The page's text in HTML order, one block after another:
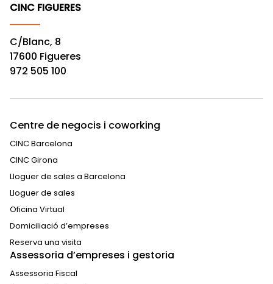
CINC FIGUERES
C/Blanc, 8
17600 Figueres
972 505 100
Centre de negocis i coworking
CINC Barcelona
CINC Girona
Lloguer de sales a Barcelona
Lloguer de sales
Oficina Virtual
Domiciliació d’empreses
Reserva una visita
Assessoria d’empreses i gestoria
Assessoria Fiscal